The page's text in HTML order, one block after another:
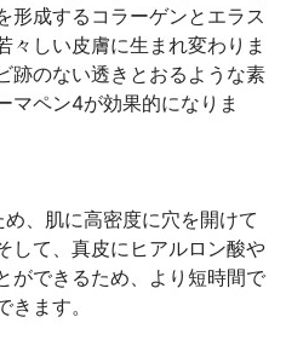
形成するコラーゲンとエラス
々しい皮膚に生まれ変わりま
跡のない透きとおるような素
マペン4が効果的になりま
、肌に高密度に穴を開けて
して、真皮にヒアルロン酸や
ができるため、より短時間で
ます。